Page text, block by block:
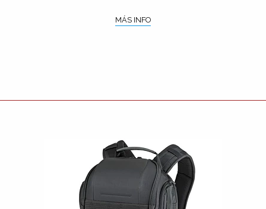
MÁS INFO